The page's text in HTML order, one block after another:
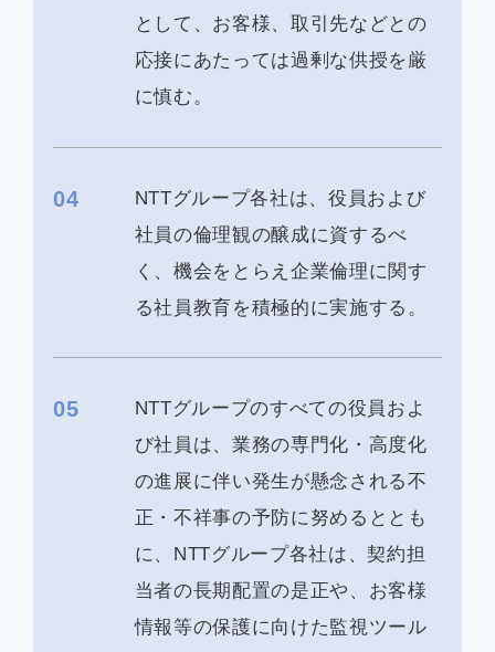
として、お客様、取引先などとの
応接にあたっては過剰な供授を厳
に慎む。
04
NTTグループ各社は、役員および
社員の倫理観の醸成に資するべ
く、機会をとらえ企業倫理に関す
る社員教育を積極的に実施する。
05
NTTグループのすべての役員およ
び社員は、業務の専門化・高度化
の進展に伴い発生が懸念される不
正・不祥事の予防に努めるととも
に、NTTグループ各社は、契約担
当者の長期配置の是正や、お客様
情報等の保護に向けた監視ツール